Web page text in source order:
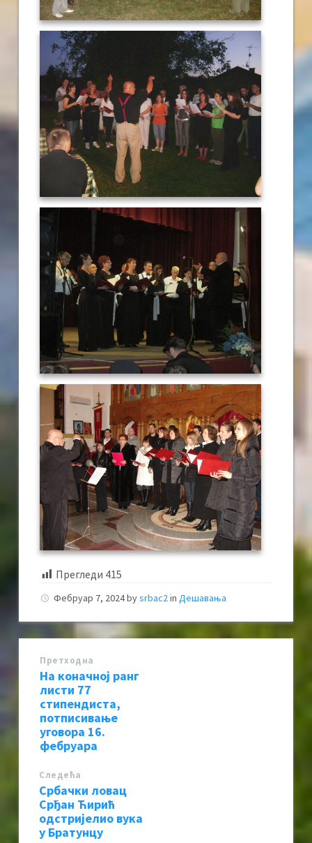
Прегледи 415
Фебруар 7, 2024bysrbac2in Дешавања
Претходна
На коначној ранг
листи 77
стипендиста,
потписивање
уговора 16.
фебруара
Следећa
Србачки ловац
Срђан Ћирић
одстријелио вука
у Братунцу